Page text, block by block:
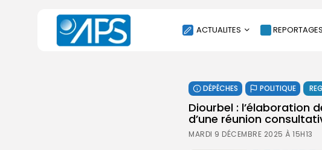
ACTUALITES
SOCIÉTÉ
ÉCONOMIE
CULTURE
REPORTAGES
DÉPÊCHES POLITIQUE
Diourbel : l’élaboration
d’une réunion
MARDI 9 DÉCEMBRE 2025 À 15H13